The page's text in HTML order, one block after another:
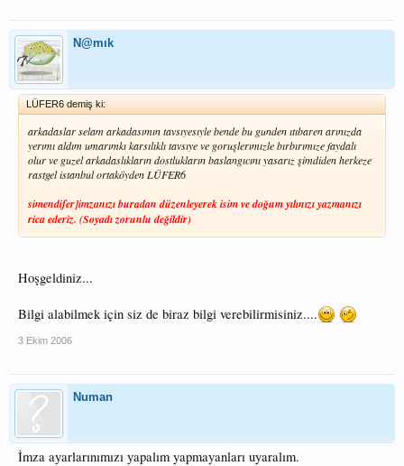
N@mık
LÜFER6 demiş ki:
arkadaslar selam arkadasımın tavsıyesıyle bende bu gunden ıtıbaren arınızda
yerımı aldım umarımkı karsılıklı tavsıye ve goruşlerımızle bırbırımıze faydalı
olur ve guzel arkadaslıkların dostlukların baslangıcını yasarız şimdiden herkeze
rastgel istanbul ortaköyden LÜFER6
simendifer]imzanızı buradan düzenleyerek isim ve doğum yılınızı yazmanızı
rica ederiz. (Soyadı zorunlu değildir)
Hoşgeldiniz...
Bilgi alabilmek için siz de biraz bilgi verebilirmisiniz....
3 Ekim 2006
Numan
İmza ayarlarınımızı yapalım yapmayanları uyaralım.